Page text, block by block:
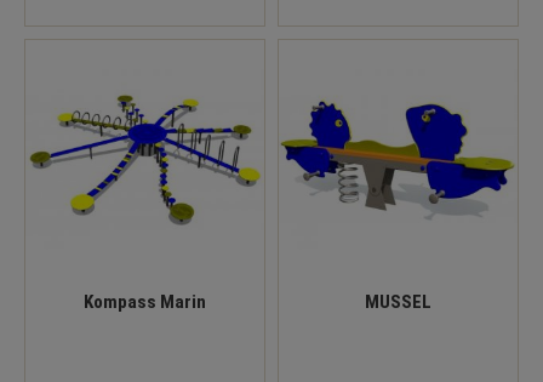
Kompass Marin MUSSEL